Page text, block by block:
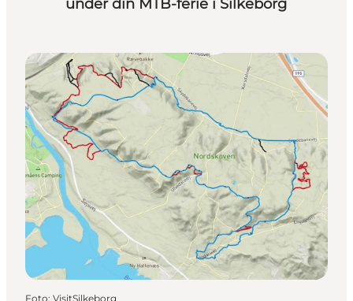
under din MTB-ferie i Silkeborg
Foto: VisitSilkeborg